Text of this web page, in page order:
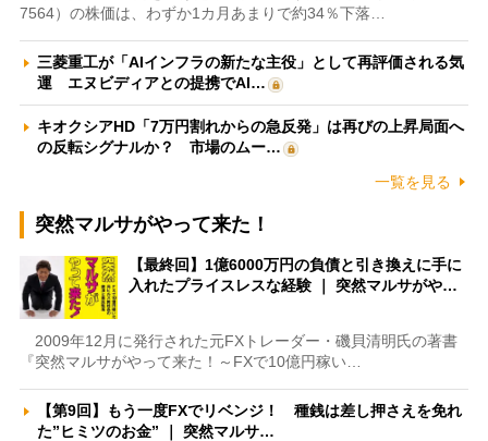
7564）の株価は、わずか1カ月あまりで約34％下落…
三菱重工が「AIインフラの新たな主役」として再評価される気
運 エヌビディアとの提携でAI…
キオクシアHD「7万円割れからの急反発」は再びの上昇局面へ
の反転シグナルか？ 市場のムー…
一覧を見る
突然マルサがやって来た！
【最終回】1億6000万円の負債と引き換えに手に
入れたプライスレスな経験 ｜ 突然マルサがや…
2009年12月に発行された元FXトレーダー・磯貝清明氏の著書
『突然マルサがやって来た！～FXで10億円稼い…
【第9回】もう一度FXでリベンジ！ 種銭は差し押さえを免れ
た”ヒミツのお金” ｜ 突然マルサ…